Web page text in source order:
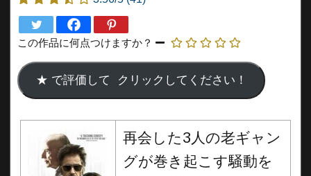
この作品に何点つけますか？
再会した3人の老ギャン
グが巻き起こす騒動を